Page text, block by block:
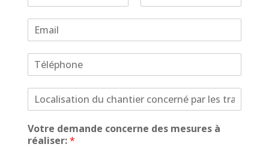
Votre demande concerne des mesures à
réaliser:*